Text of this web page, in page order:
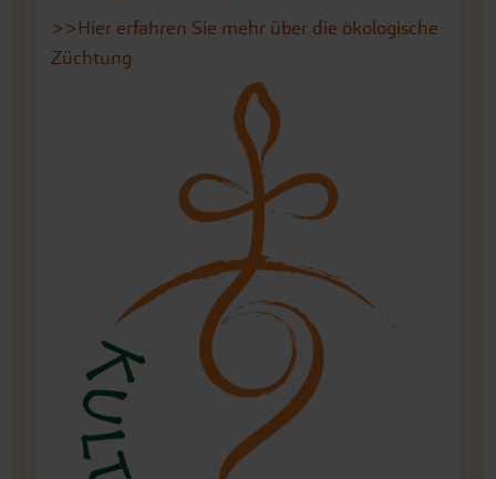
>>Hier erfahren Sie mehr über die ökologische
Züchtung